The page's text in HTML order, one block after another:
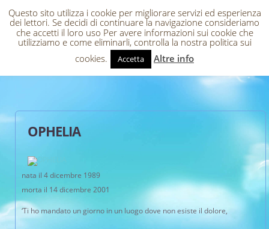
OPHELIA
nata il 4 dicembre 1989
morta il 14 dicembre 2001
‘Ti ho mandato un giorno in un luogo dove non esiste il dolore,
Questo sito utilizza i cookie per migliorare servizi ed esperienza
dei lettori. Se decidi di continuare la navigazione consideriamo
che accetti il loro uso Per avere informazioni sui cookie che
utilizziamo e come eliminarli, controlla la nostra politica sui
cookies.
Accetta Altre info